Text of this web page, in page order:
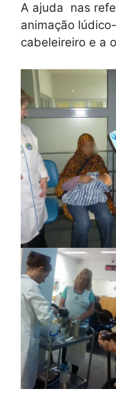
A ajuda nas
animação
cabeleireiro e a